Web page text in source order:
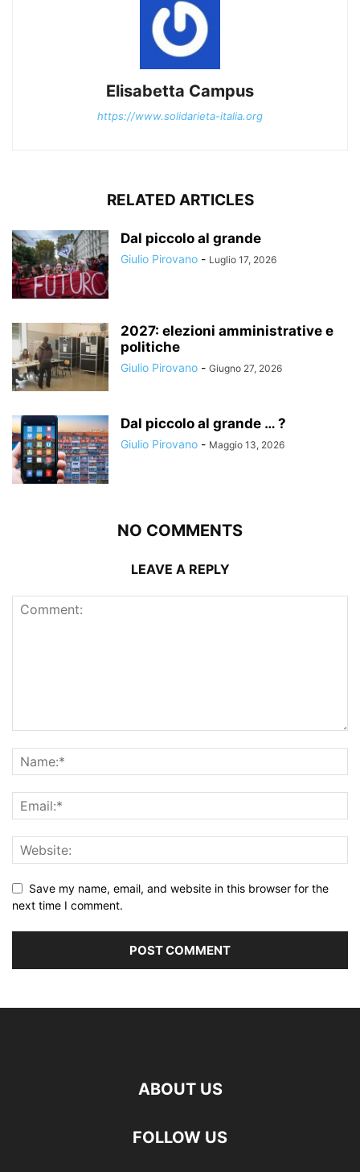
Elisabetta Campus
https://www.solidarieta-italia.org
RELATED ARTICLES
Dal piccolo al grande
Giulio Pirovano - Luglio 17, 2026
2027: elezioni amministrative e
politiche
Giulio Pirovano - Giugno 27, 2026
Dal piccolo al grande … ?
Giulio Pirovano - Maggio 13, 2026
NO COMMENTS
LEAVE A REPLY
Save my name, email, and website in this browser for the
next time I comment.
ABOUT US
FOLLOW US